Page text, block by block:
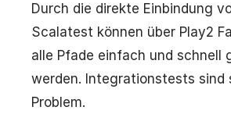
Durch die direkte Einbindung
Scalatest können über Play2
alle Pfade einfach und schnell
werden. Integrationstests sind
Problem.